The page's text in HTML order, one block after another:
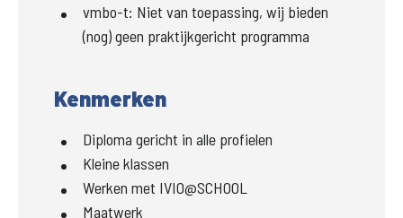
vmbo-t: Niet van toepassing, wij bieden
(nog) geen praktijkgericht programma
Kenmerken
Diploma gericht in alle profielen
Kleine klassen
Werken met IVIO@SCHOOL
Maatwerk